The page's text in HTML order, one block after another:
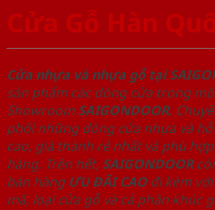
Cửa Gỗ Hàn
Cửa nhựa và nhựa gỗ tại
sản phẩm các dòng cửa trong
Showroom SAIGONDOOR.
phối những dòng cửa nhựa và
cao, giá thành rẻ nhất và phù
hàng. Trên hết, SAIGONDOOR
bán hàng ƯU ĐÃI CAOđi kèm
mã, loại cửa gỗ và cả phân khúc